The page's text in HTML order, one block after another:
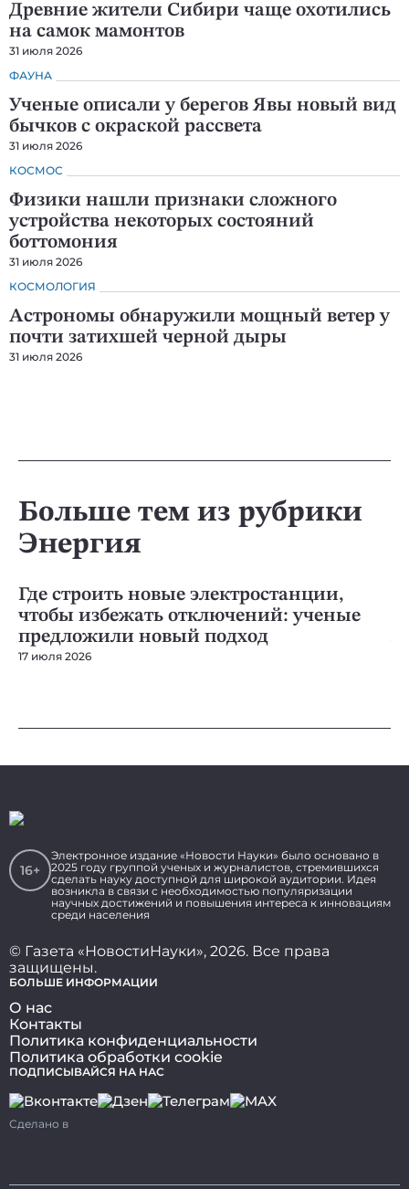
Древние жители Сибири чаще охотились
на самок мамонтов
31 июля 2026
ФАУНА
Ученые описали у берегов Явы новый вид
бычков с окраской рассвета
31 июля 2026
КОСМОС
Физики нашли признаки сложного
устройства некоторых состояний
боттомония
31 июля 2026
КОСМОЛОГИЯ
Астрономы обнаружили мощный ветер у
почти затихшей черной дыры
31 июля 2026
Больше тем из рубрики
Энергия
Где строить новые электростанции,
чтобы избежать отключений: ученые
предложили новый подход
17 июля 2026
16+
Электронное издание «Новости Науки» было основано в
2025 году группой ученых и журналистов, стремившихся
сделать науку доступной для широкой аудитории. Идея
возникла в связи с необходимостью популяризации
научных достижений и повышения интереса к инновациям
среди населения
© Газета «НовостиНауки», 2026. Все права
защищены.
БОЛЬШЕ ИНФОРМАЦИИ
О нас
Контакты
Политика конфиденциальности
Политика обработки cookie
ПОДПИСЫВАЙСЯ НА НАС
Сделано в